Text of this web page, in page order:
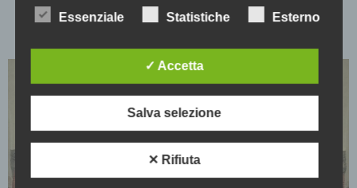
PRENOTA BIGLIETTI
vorremmo spiegare in anticipo i termini utilizzati.
Nella presente informativa sulla privacy utilizziamo
i seguenti termini, tra gli altri:
a) Dati personali
Dati personali: qualsiasi informazione
relativa ad una persona fisica identificata o
identificabile (di seguito "interessato"). Per
persona fisica identificabile si intende una
Essenziale Statistiche Esterno
✓ Accetta
Salva selezione
✕ Rifiuta